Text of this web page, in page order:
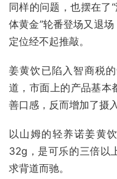
同样的问题，也摆在了
体黄金”轮番登场又退
定位经不起推敲。
姜黄饮已陷入智商税
道，市面上的产品基本
善口感，反而增加了摄
以山姆的轻养诺姜黄
32g，是可乐的三倍以
求背道而驰。